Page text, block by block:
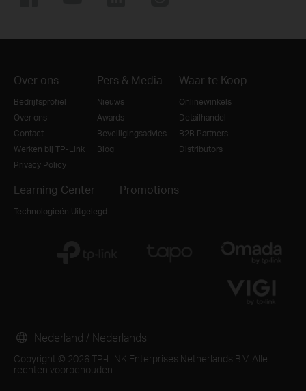
Over ons
Bedrijfsprofiel
Over ons
Contact
Werken bij TP-Link
Privacy Policy
Pers & Media
Nieuws
Awards
Beveiligingsadvies
Blog
Waar te Koop
Onlinewinkels
Detailhandel
B2B Partners
Distributors
Learning Center
Technologieën Uitgelegd
Promotions
Copyright © 2026 TP-LINK Enterprises Netherlands B.V. Alle
rechten voorbehouden.
Nederland / Nederlands